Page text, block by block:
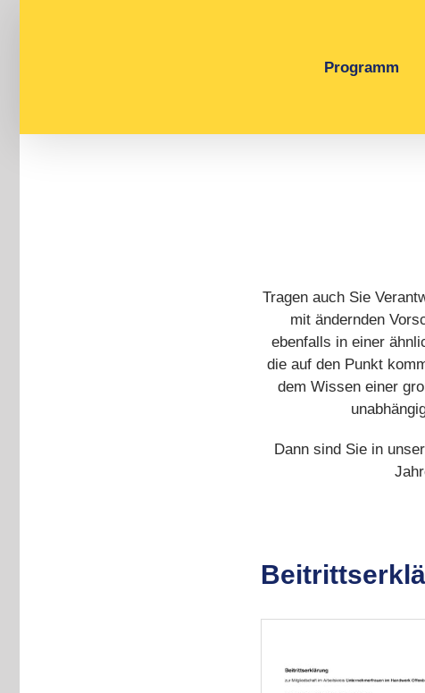
Programm
Tragen auch Sie
mit ändernden
ebenfalls in einer
die auf den Punkt
dem Wissen einer
Dann sind Sie in